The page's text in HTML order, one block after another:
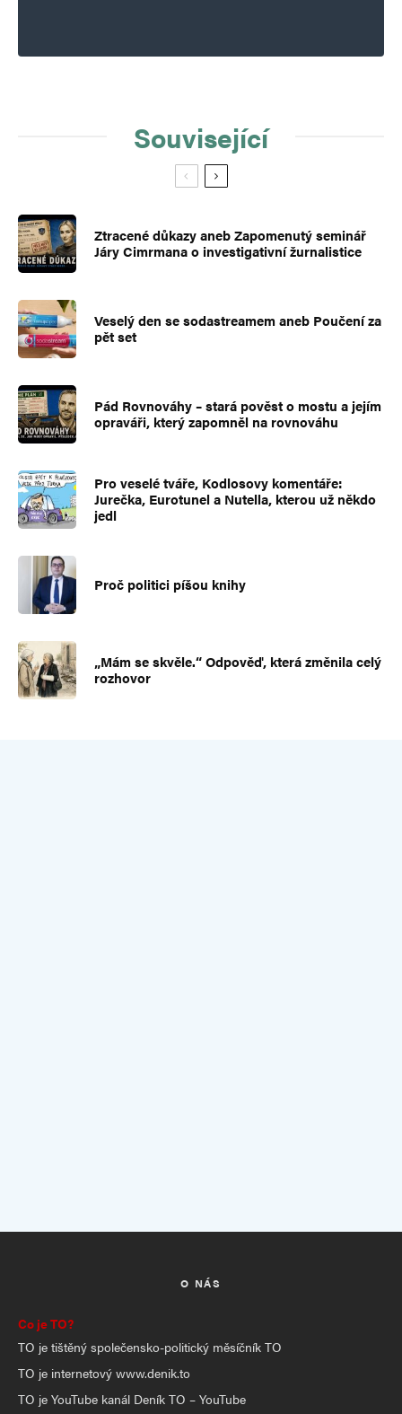
Související
Ztracené důkazy aneb Zapomenutý seminář
Járy Cimrmana o investigativní žurnalistice
Veselý den se sodastreamem aneb Poučení za
pět set
Pád Rovnováhy – stará pověst o mostu a jejím
opraváři, který zapomněl na rovnováhu
Pro veselé tváře, Kodlosovy komentáře:
Jurečka, Eurotunel a Nutella, kterou už někdo
jedl
Proč politici píšou knihy
„Mám se skvěle.“ Odpověď, která změnila celý
rozhovor
O NÁS
Co je TO?
TO je tištěný společensko-politický měsíčník TO
TO je internetový www.denik.to
TO je YouTube kanál Deník TO – YouTube